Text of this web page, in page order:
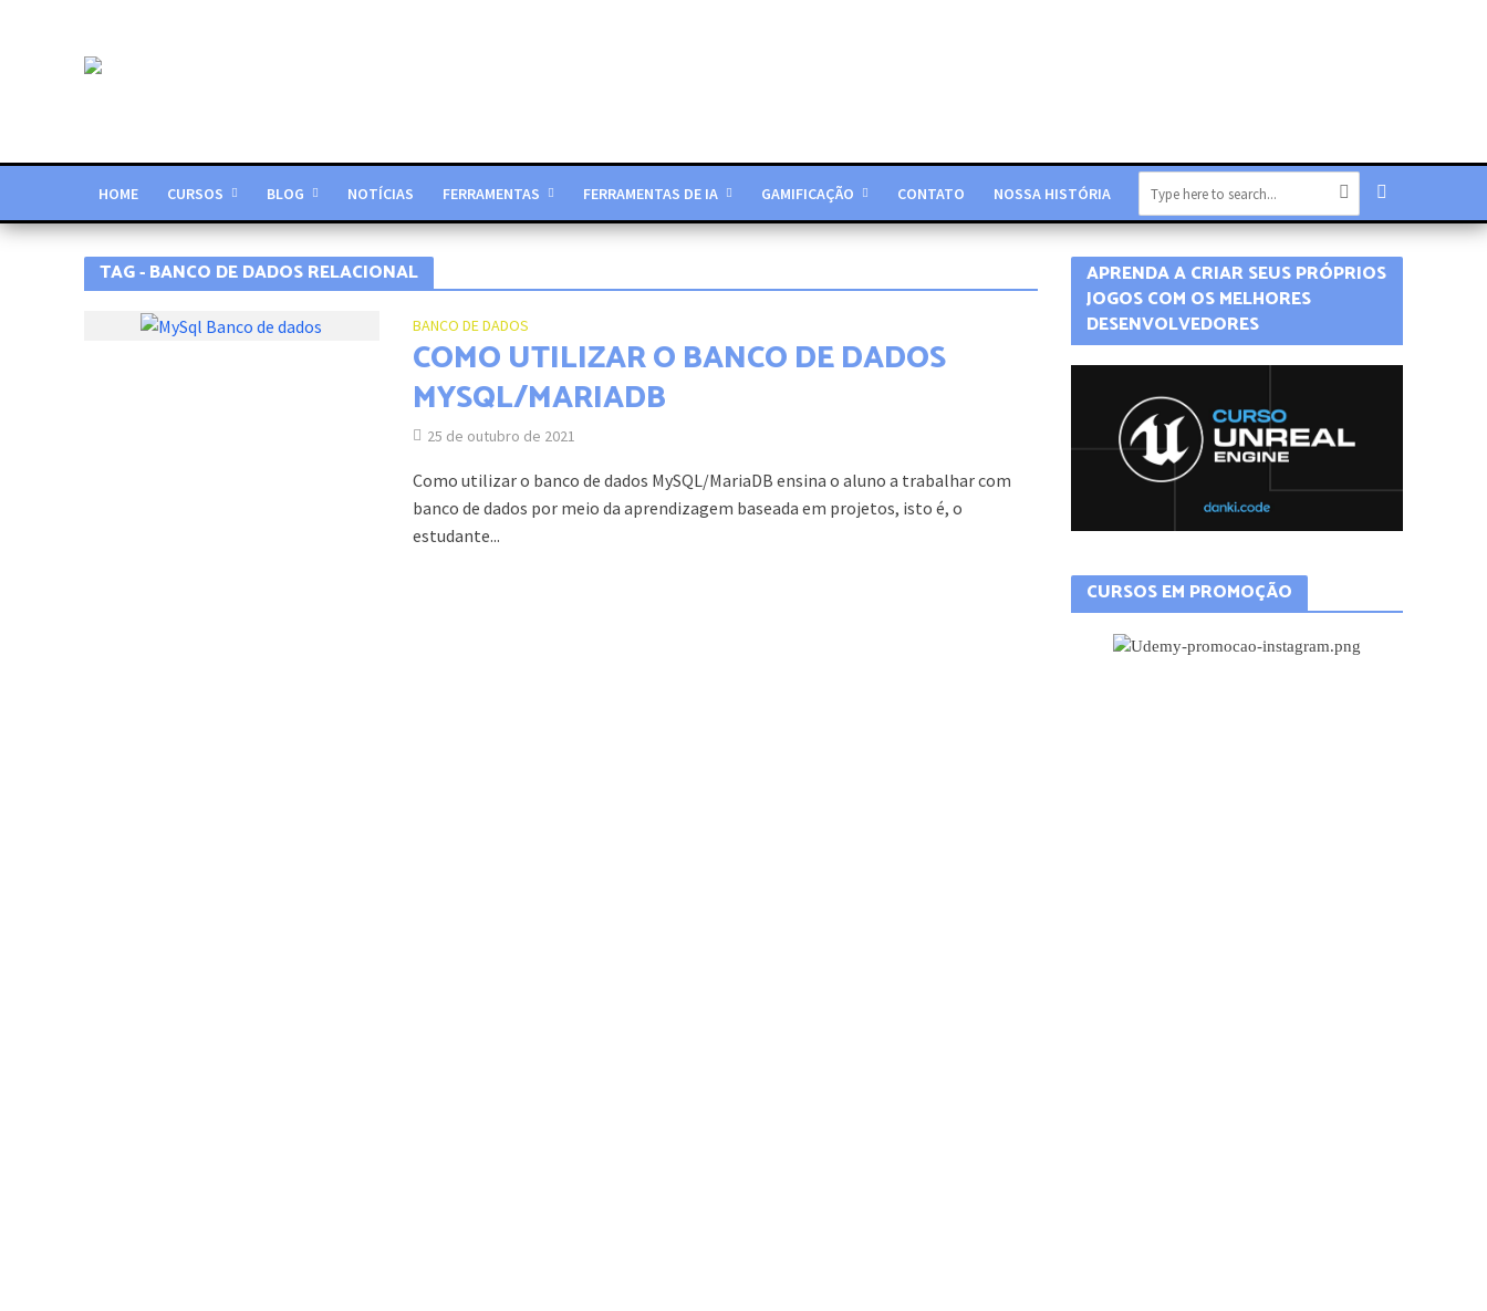
HOME CURSOS BLOG NOTÍCIAS FERRAMENTAS FERRAMENTAS DE IA GAMIFICAÇÃO CONTATO NOSSA HISTÓRIA
TAG - BANCO DE DADOS RELACIONAL
BANCO DE DADOS
COMO UTILIZAR O BANCO DE DADOS
MYSQL/MARIADB
25 de outubro de 2021
Como utilizar o banco de dados MySQL/MariaDB ensina o aluno a trabalhar com
banco de dados por meio da aprendizagem baseada em projetos, isto é, o
estudante...
APRENDA A CRIAR SEUS PRÓPRIOS
JOGOS COM OS MELHORES
DESENVOLVEDORES
CURSOS EM PROMOÇÃO